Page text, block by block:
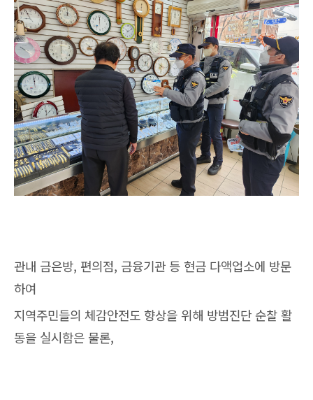
관내 금은방, 편의점, 금융기관 등 현금 다액업소에 방문
하여
지역주민들의 체감안전도 향상을 위해 방범진단 순찰 활
동을 실시함은 물론,